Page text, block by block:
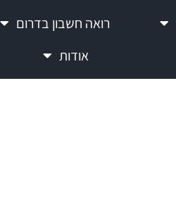
רואה חשבון בדרום
אודות